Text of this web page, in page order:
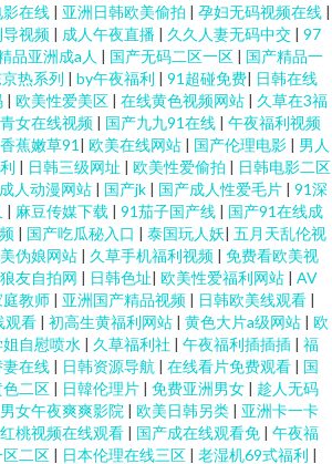
影在线 | 亚洲日韩欧美偷拍 | 孕妇无码视频在线 |
视频 | 成人午夜直播 | 久久人妻无码中交 | 97
品亚洲成a人 | 国产无码二区一区 | 国产精品一
热系列 | by午夜福利 | 91超碰免费| 日韩在线
| 欧美性爱美区 | 在线黄色视频网站 | 久草在3福
女在线视频 | 国产九九91在线 | 午夜福利视频
香蕉嫩草91 | 欧美在线网站 | 国产伦理电影 | 男人
| 日韩三级网址 | 欧美性爱偷拍 | 日韩电影二区
人动漫网站 | 国产jk | 国产成人性爱毛片 | 91深
| 麻豆传媒下载 | 91茄子国产线 | 国产91在线成
| 国产吃瓜秘入口 | 泰国玩人妖| 五月天乱伦视
伪娘网站 | 久草手机福利视频 | 免费看欧美视
狼友自拍网 | 日韩色址| 欧美性爱福利网站 | AV
教师 | 亚洲国产精品视频 | 日韩欧美线观看 |
观看 | 初高生黄福利网站 | 黄色大片a级网站 | 欧
自慰喷水 | 久草福利社 | 午夜福利插插插 | 福
在线 | 日韩资源导航 | 在线看片免费观看 | 国
二区 | 日韓伦理片 | 免费亚洲男女 | 趁人无码
男女午夜爽爽影院 | 欧美日韩另类 | 亚洲卡一卡
红桃视频在线观看 | 国产成在线观看免 | 午夜福
二区 | 日本伦理在线三区 | 老湿机69式福利 |